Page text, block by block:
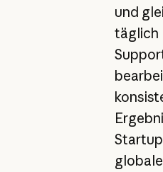
und
täglich
globale